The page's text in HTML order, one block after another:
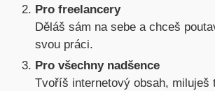
Pro freelancery
Děláš sám na sebe a chceš
svou práci.
Pro všechny nadšence
Tvoříš internetový obsah, miluješ